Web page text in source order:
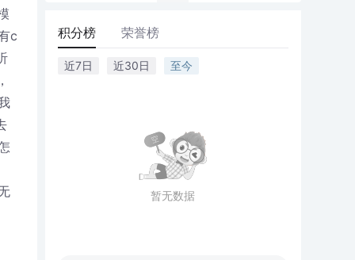
c
积分榜 荣誉榜
近7日 近30日 至今
暂无数据